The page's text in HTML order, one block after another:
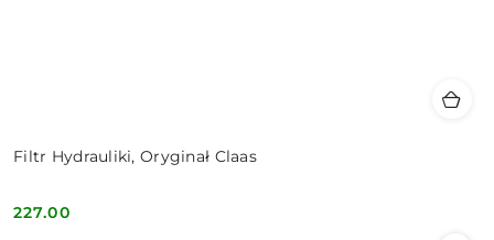
Filtr Hydrauliki, Oryginał Claas
Cena:
227.00